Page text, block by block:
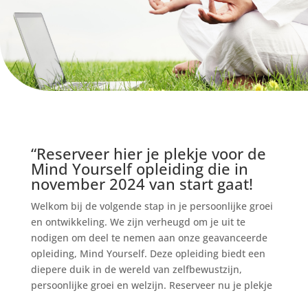
“Reserveer hier je plekje voor de
Mind Yourself opleiding die in
november 2024 van start gaat!
Welkom bij de volgende stap in je persoonlijke groei
en ontwikkeling. We zijn verheugd om je uit te
nodigen om deel te nemen aan onze geavanceerde
opleiding, Mind Yourself. Deze opleiding biedt een
diepere duik in de wereld van zelfbewustzijn,
persoonlijke groei en welzijn. Reserveer nu je plekje